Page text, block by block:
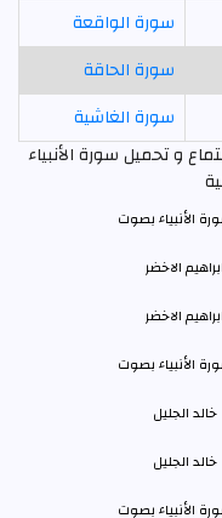
سورة الواقعة
سورة الحاقة
سورة الغاشية
و تحميل سورة الأنبياء
ابراهيم الاخضر
خالد الجليل